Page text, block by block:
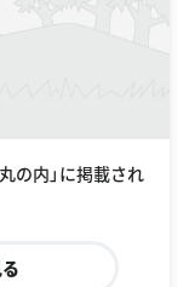
の内」に掲載され